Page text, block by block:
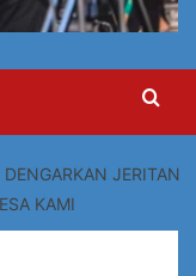
JERITAN
KAMI